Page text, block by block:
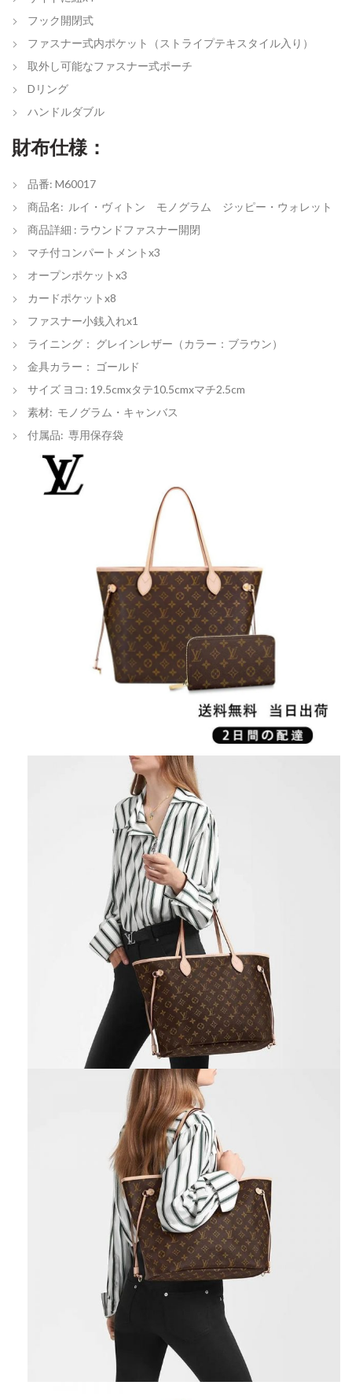
フック開閉式
ファスナー式内ポケット（ストライプテキスタイル入り）
取外し可能なファスナー式ポーチ
Dリング
ハンドルダブル
財布仕様：
品番: M60017
商品名: ルイ・ヴィトン モノグラム ジッピー・ウォレット
商品詳細 : ラウンドファスナー開閉
マチ付コンパートメントx3
オープンポケットx3
カードポケットx8
ファスナー小銭入れx1
ライニング： グレインレザー（カラー：ブラウン）
金具カラー： ゴールド
サイズ ヨコ: 19.5cmxタテ10.5cmxマチ2.5cm
素材: モノグラム・キャンバス
付属品: 専用保存袋